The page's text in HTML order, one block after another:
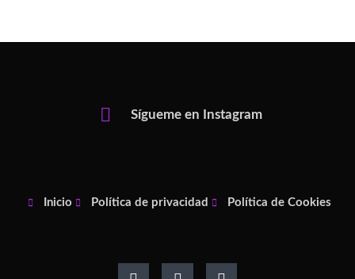
Sígueme en Instagram
Inicio Política de privacidad Política de Cookies
c
s
n